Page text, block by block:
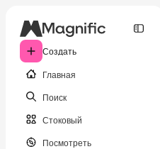
Создать
Главная
Поиск
Стоковый
Посмотреть